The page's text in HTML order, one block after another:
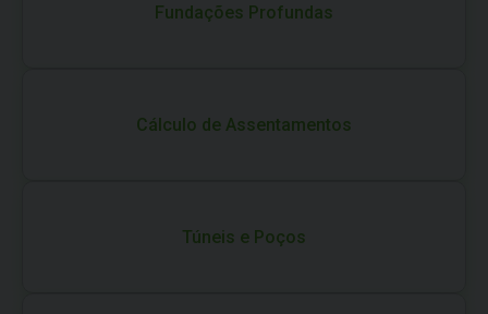
Fundações Profundas
Cálculo de Assentamentos
Túneis e Poços